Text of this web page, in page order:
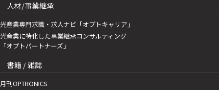
人材/事業継承
光産業専門求職・求人ナビ「オプトキャリア」
光産業に特化した事業継承コンサルティング
「オプトパートナーズ」
書籍 / 雑誌
月刊OPTRONICS